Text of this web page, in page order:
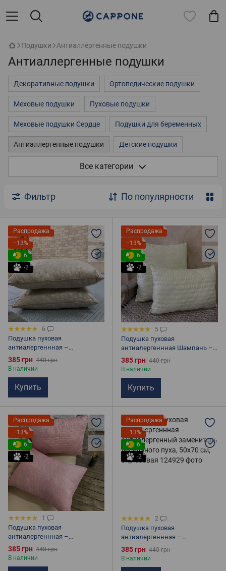
Подушки Антиаллергенные подушки
Антиаллергенные подушки
Декоративные подушки Ортопедические подушки
Меховые подушки Пуховые подушки
Меховые подушки Сердце Подушки для беременных
Антиаллергенные подушки Детские подушки
Все категории
Фильтр По популярности
Распродажа
−13%
6
-2
6
Подушка пуховая
антиалергеннная –
Антиалергенный заменитель
лебединого пуха, 50х70 см,
385 грн 440 грн
В наличии
Купить
Распродажа
−13%
6
-2
5
Подушка пуховая
антиалергеннная Шампань –
Антиалергенный заменитель
лебединого пуха, 50х70 см,
385 грн 440 грн
В наличии
Купить
Распродажа
−13%
6
-2
1
Подушка пуховая
антиалергеннная –
Антиалергенный заменитель
лебединого пуха, 50х70 см,
385 грн 440 грн
В наличии
Распродажа
−13%
6
-2
2
Подушка пуховая
антиалергеннная –
Антиалергенный заменитель
лебединого пуха, 50х70 см,
385 грн 440 грн
В наличии